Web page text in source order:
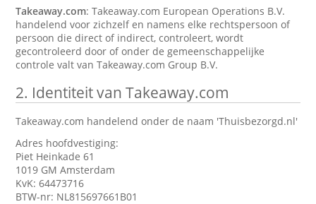
Takeaway.com: Takeaway.com European Operations B.V.
handelend voor zichzelf en namens elke rechtspersoon of
persoon die direct of indirect, controleert, wordt
gecontroleerd door of onder de gemeenschappelijke
controle valt van Takeaway.com Group B.V.
2. Identiteit van Takeaway.com
Takeaway.com handelend onder de naam 'Thuisbezorgd.nl'
Adres hoofdvestiging:
Piet Heinkade 61
1019 GM Amsterdam
KvK: 64473716
BTW-nr: NL815697661B01